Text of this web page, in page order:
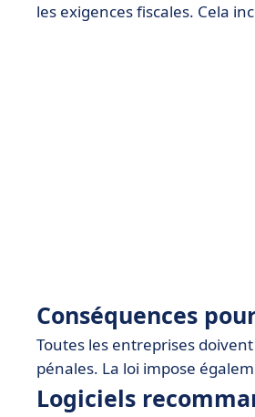
les exigences fiscales. Cela
Conséquences
Toutes les entreprises
pénales. La loi impose
Logiciels